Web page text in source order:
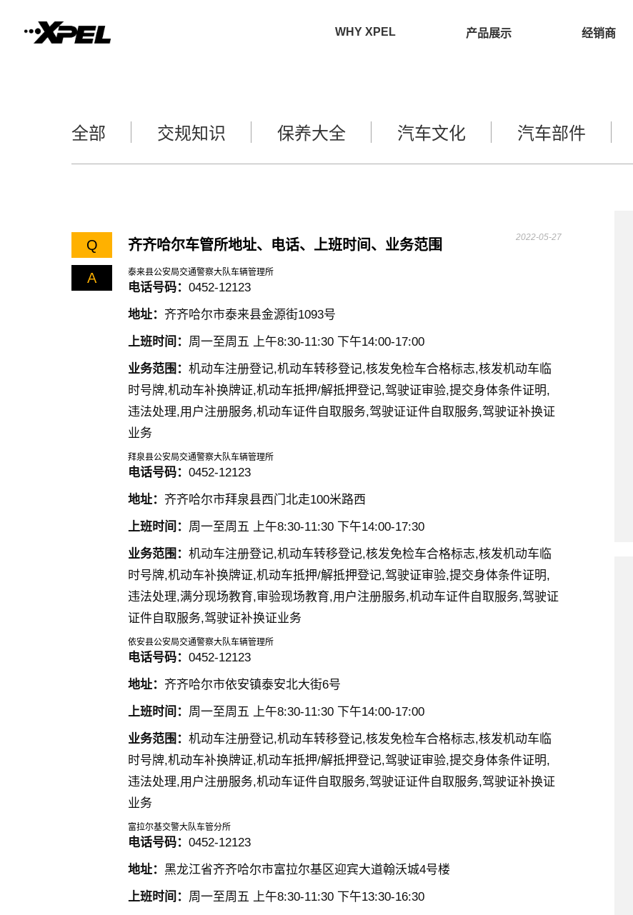
WHY XPEL 产品展示 经销商
全部 交规知识 保养大全 汽车文化 汽车部件
Q 齐齐哈尔车管所地址、电话、上班时间、业务范围 2022-05-27
A 泰来县公安局交通警察大队车辆管理所
电话号码： 0452-12123
地址： 齐齐哈尔市泰来县金源街1093号
上班时间： 周一至周五 上午8:30-11:30 下午14:00-17:00
业务范围： 机动车注册登记,机动车转移登记,核发免检车合格标志,核发机动车临
时号牌,机动车补换牌证,机动车抵押/解抵押登记,驾驶证审验,提交身体条件证明,
违法处理,用户注册服务,机动车证件自取服务,驾驶证证件自取服务,驾驶证补换证
业务
拜泉县公安局交通警察大队车辆管理所
电话号码： 0452-12123
地址： 齐齐哈尔市拜泉县西门北走100米路西
上班时间： 周一至周五 上午8:30-11:30 下午14:00-17:30
业务范围： 机动车注册登记,机动车转移登记,核发免检车合格标志,核发机动车临
时号牌,机动车补换牌证,机动车抵押/解抵押登记,驾驶证审验,提交身体条件证明,
违法处理,满分现场教育,审验现场教育,用户注册服务,机动车证件自取服务,驾驶证
证件自取服务,驾驶证补换证业务
依安县公安局交通警察大队车辆管理所
电话号码： 0452-12123
地址： 齐齐哈尔市依安镇泰安北大街6号
上班时间： 周一至周五 上午8:30-11:30 下午14:00-17:00
业务范围： 机动车注册登记,机动车转移登记,核发免检车合格标志,核发机动车临
时号牌,机动车补换牌证,机动车抵押/解抵押登记,驾驶证审验,提交身体条件证明,
违法处理,用户注册服务,机动车证件自取服务,驾驶证证件自取服务,驾驶证补换证
业务
富拉尔基交警大队车管分所
电话号码： 0452-12123
地址： 黑龙江省齐齐哈尔市富拉尔基区迎宾大道翰沃城4号楼
上班时间： 周一至周五 上午8:30-11:30 下午13:30-16:30